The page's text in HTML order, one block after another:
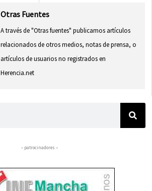
Otras Fuentes
A través de "Otras fuentes" publicamos artículos
relacionados de otros medios, notas de prensa, o
artículos de usuarios no registrados en
Herencia.net
– patrocinadores –